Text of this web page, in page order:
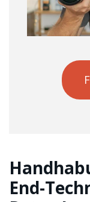
End-